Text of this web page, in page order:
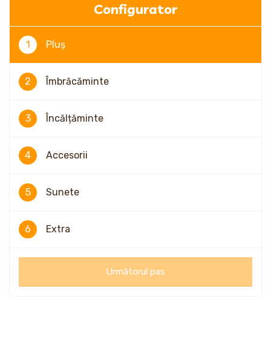
Configurator
1 Pluș
2 Îmbrăcăminte
3 Încălțăminte
4 Accesorii
5 Sunete
6 Extra
Următorul pas